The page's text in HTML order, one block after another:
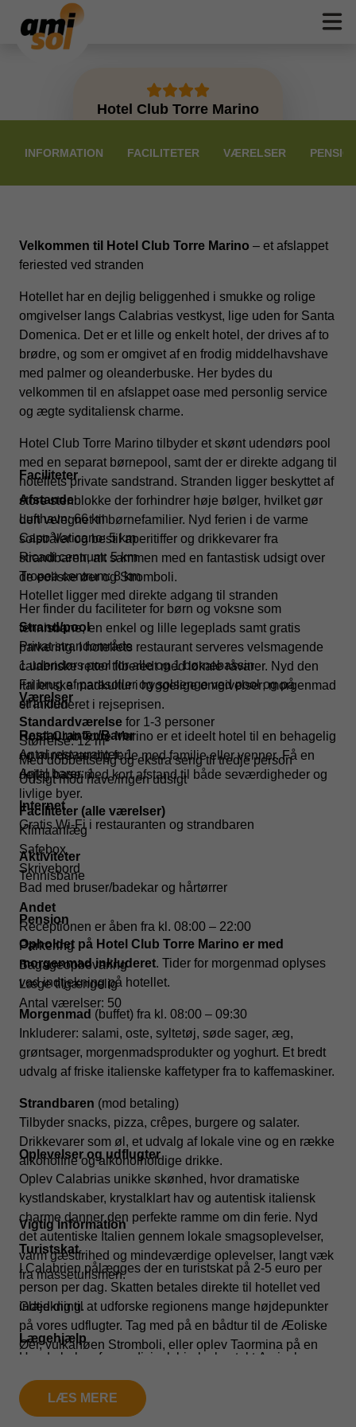
Hotel Club Torre Marino
INFORMATION FACILITETER VÆRELSER
Velkommen til Hotel Club Torre Marino – et afslappet
feriested ved stranden
Hotellet har en dejlig beliggenhed i smukke og rolige
omgivelser langs Calabrias vestkyst, lige uden for Santa
Domenica. Det er et lille og enkelt hotel, der drives af to
brødre, og som er omgivet af en frodig middelhavshave
med palmer og oleanderbuske. Her bydes du
velkommen til en afslappet oase med personlig service
og ægte syditaliensk charme.
Hotel Club Torre Marino tilbyder et skønt udendørs pool
med en separat børnepool, samt der er direkte adgang til
hotellets private sandstrand. Stranden ligger beskyttet af
store stenblokke der forhindrer høje bølger, hvilket gør
den velegnet til børnefamilier. Nyd ferien i de varme
solstråler og bestil aperitiffer og drikkevarer fra
strandbaren, alt sammen med en fantastisk udsigt over
de eoliske øer og Stromboli.
Her finder du faciliteter for børn og voksne som
tennisbane, en enkel og lille legeplads samt gratis
parkering. I hotellets restaurant serveres velsmagende
calabriske retter tilberedt med lokale råvarer. Nyd den
italienske madkultur i hyggelige omgivelser; morgenmad
er inkluderet i rejseprisen.
Hotel Club Torre Marino er et ideelt hotel til en behagelig
og mindeværdig ferie med familie eller venner. Få en
dejlig base med kort afstand til både seværdigheder og
livlige byer.
Faciliteter
Afstande
Lufthavn: 66 km
Capo Vaticano: 5 km
Ricadi centrum: 5 km
Tropea centrum: 8 km
Hotellet ligger med direkte adgang til stranden
Strand/pool
Privat strandområde
1 udendørs pool for alle og 1 børnebassin
Fri brug af parasoller og solsenge ved pool og på
stranden
Restauranter/Barer
Antal restauranter: 1
Antal barer: 1
Internet
Gratis Wi-Fi i restauranten og strandbaren
Aktiviteter
Tennisbane
Andet
Receptionen er åben fra kl. 08:00 – 22:00
Parkering
Bagageopbevaring
Læge tilgængelig
Antal værelser: 50
Værelser
Standardværelse for 1-3 personer
Størrelse: 12 m²
Med dobbeltseng og ekstra seng til tredje person
Udsigt mod have/ingen udsigt
Faciliteter (alle værelser)
Klimaanlæg
Safebox
Skrivebord
Bad med bruser/badekar og hårtørrer
Pension
Opholdet på Hotel Club Torre Marino er med
morgenmad inkluderet. Tider for morgenmad oplyses
ved indtjekning på hotellet.
Morgenmad (buffet) fra kl. 08:00 – 09:30
Inkluderer: salami, oste, syltetøj, søde sager, æg,
grøntsager, morgenmadsprodukter og yoghurt. Et bredt
udvalg af friske italienske kaffetyper fra to kaffemaskiner.
Strandbaren (mod betaling)
Tilbyder snacks, pizza, crêpes, burgere og salater.
Drikkevarer som øl, et udvalg af lokale vine og en række
alkoholfrie og alkoholholdige drikke.
Vigtig information
Turistskat
I Calabrien pålægges der en turistskat på 2-5 euro per
person per dag. Skatten betales direkte til hotellet ved
indtjekning.
Lægehjælp
Har du behov for medicinsk hjælp, kontakt Amisol-
læge for dig/dem.
Oplevelser og udflugter
Oplev Calabrias unikke skønhed, hvor dramatiske
kystlandskaber, krystalklart hav og autentisk italiensk
charme danner den perfekte ramme om din ferie. Nyd
det autentiske Italien gennem lokale smagsoplevelser,
varm gæstfrihed og mindeværdige oplevelser, langt væk
fra masseturismen.
Glæd dig til at udforske regionens mange højdepunkter
på vores udflugter. Tag med på en bådtur til de Æoliske
Øer, vulkanøen Stromboli, eller oplev Taormina på en
oplevelser med vinsmagning, kultur og unikke
kystlandskaber i det maleriske Scilla og det historiske
Reggio Calabria.
LÆS MERE